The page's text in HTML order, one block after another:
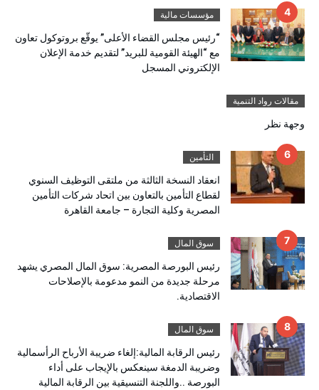
مؤسسات مالية
“رئيس مجلس القضاء الأعلى” يوقّع بروتوكول تعاون
مع “الهيئة القومية للبريد” لتقديم خدمة الإعلان
الإلكتروني المسجل
مقالات رواد التنمية
وجهة نظر
التأمين
انعقاد النسخة الثالثة من ملتقى التوظيف السنوي
لقطاع التأمين بالتعاون بين اتحاد شركات التأمين
المصرية وكلية التجارة – جامعة القاهرة
سوق المال
رئيس البورصة المصرية: سوق المال المصري يشهد
مرحلة جديدة من النمو مدعومة بالإصلاحات
الاقتصادية.
سوق المال
رئيس الرقابة المالية:إلغاء ضريبة الأرباح الرأسمالية
وضريبة الدمغة سينعكس بالإيجاب على أداء
البورصة ..واللجنة التنسيقية بين الرقابة المالية